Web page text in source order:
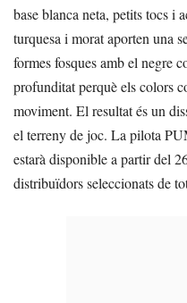
base blanca neta, petits tocs i
turquesa i morat aporten una
formes fosques amb el negre
profunditat perquè els colors
moviment. El resultat és un
el terreny de joc. La pilota
estarà disponible a partir del
distribuïdors seleccionats de